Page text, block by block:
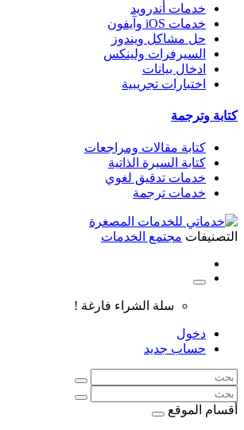
خدمات أندرويد
خدمات iOS وآيفون
حل مشاكل ويندوز
السيرفرات ولينكس
ادخال بيانات
اختبارات تجريبية
كتابة وترجمة
كتابة مقالات ومراجعات
كتابة السيرة الذاتية
خدمات تدقيق لغوي
خدمات ترجمة
التصنيفات مجتمع الخدمات
سلة الشراء فارغة !
دخول
حساب جديد
أقسام الموقع